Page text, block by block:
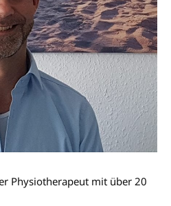
Physiotherapeut mit über 20